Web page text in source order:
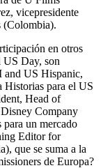
vicepresidente
(Colombia).
en otros
US Day, son
US Hispanic,
Historias para el US
Head of
Company
un mercado
Editor for
que se suma a la
de Europa?